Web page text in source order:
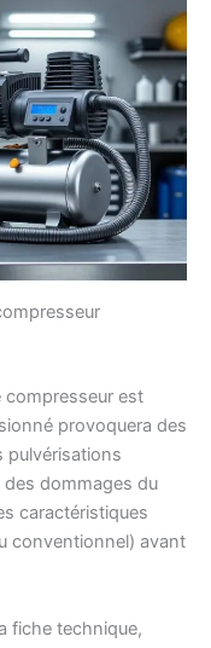
compresseur est
provoquera des
pulvérisations
dommages du
caractéristiques
conventionnel) avant
fiche technique,